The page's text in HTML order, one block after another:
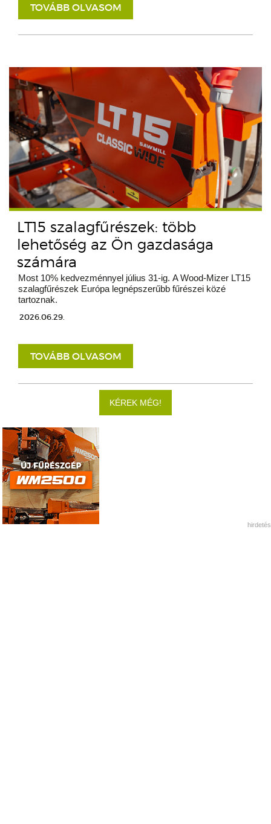
TOVÁBB OLVASOM
LT15 szalagfűrészek: több
lehetőség az Ön gazdasága
számára
Most 10% kedvezménnyel július 31-ig. A Wood-Mizer LT15
szalagfűrészek Európa legnépszerűbb fűrészei közé
tartoznak.
2026.06.29.
TOVÁBB OLVASOM
KÉREK MÉG!
hirdetés